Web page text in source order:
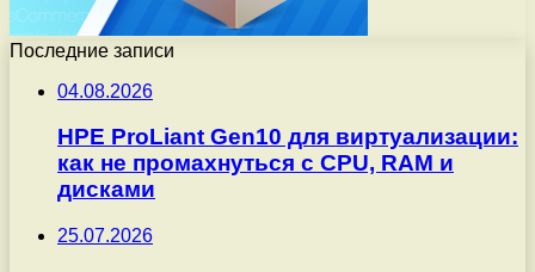
Последние записи
04.08.2026
HPE ProLiant Gen10 для виртуализации:
как не промахнуться с CPU, RAM и
дисками
25.07.2026